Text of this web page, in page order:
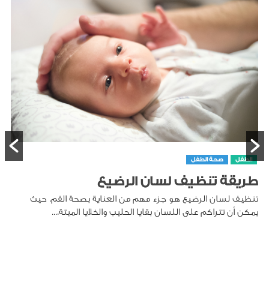
الرضيع
من العناية بصحة الفم، حيث
الحليب والخلايا الميتة،...
حديثي الولادة
انخفاض السكر عند
انخفاض السكر في الدم عند
الدم الوليدي، هو حالة